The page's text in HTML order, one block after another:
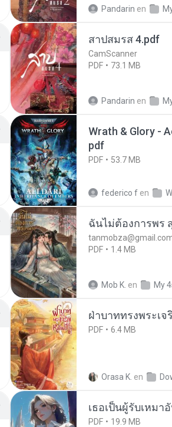
Pandarin en
สาปสมรส 4.pdf
CamScanner
PDF
73.1 MB
Pandarin en
Wrath & Glory -
pdf
PDF 53.7 MB
federico f en
ฉันไม่ต้องการพร
PDF
1.4 MB
Mob K. en My
ฝ่าบาททรงพระเ
PDF 6.4 MB
Orasa K. en
เธอเป็นผู้รับเหม
PDF 19.9 MB